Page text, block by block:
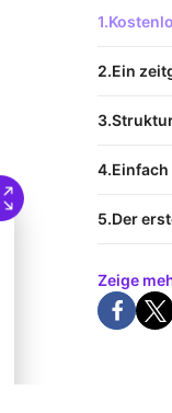
Ein
Der
Zeige